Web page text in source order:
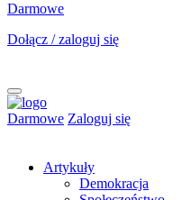
Darmowe
Dołącz / zaloguj się
Darmowe Zaloguj się
Artykuły
Demokracja